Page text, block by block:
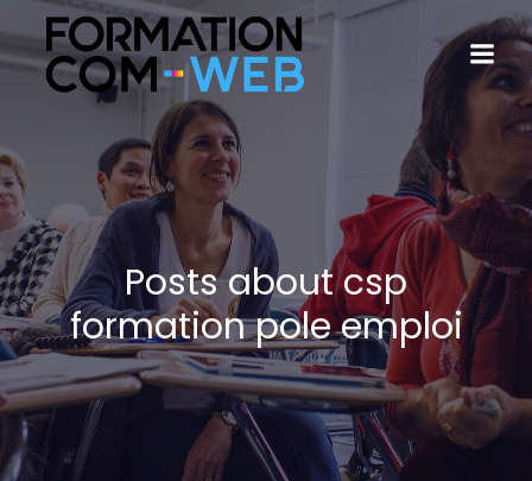
Posts about csp
formation pole emploi